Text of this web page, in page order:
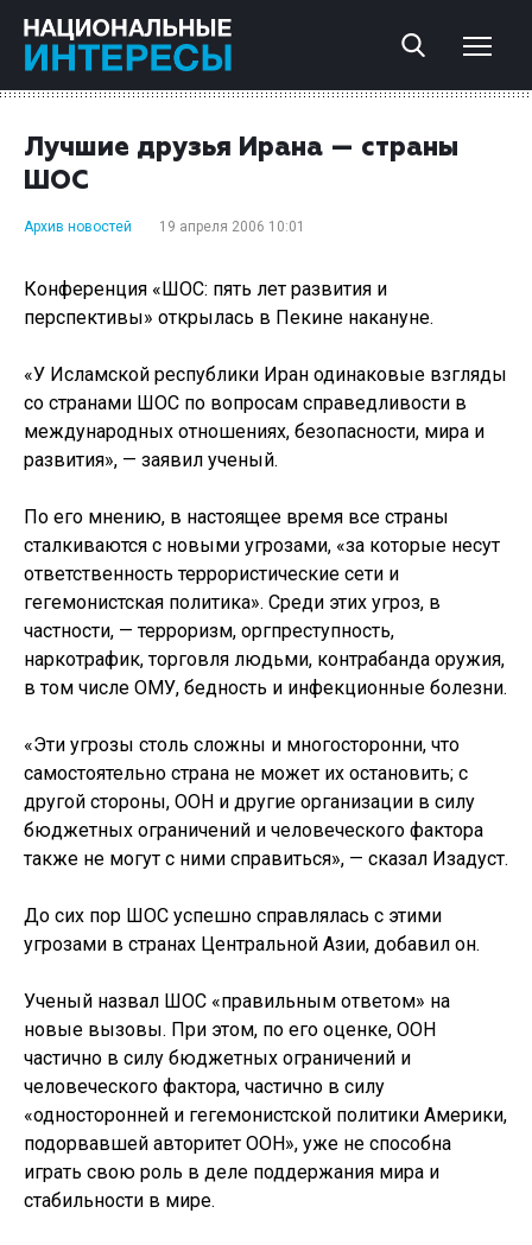
Лучшие друзья Ирана — страны
ШОС
Архив новостей 19 апреля 2006 10:01
Конференция «ШОС: пять лет развития и
перспективы» открылась в Пекине накануне.
«У Исламской республики Иран одинаковые взгляды
со странами ШОС по вопросам справедливости в
международных отношениях, безопасности, мира и
развития», — заявил ученый.
По его мнению, в настоящее время все страны
сталкиваются с новыми угрозами, «за которые несут
ответственность террористические сети и
гегемонистская политика». Среди этих угроз, в
частности, — терроризм, оргпреступность,
наркотрафик, торговля людьми, контрабанда оружия,
в том числе ОМУ, бедность и инфекционные болезни.
«Эти угрозы столь сложны и многосторонни, что
самостоятельно страна не может их остановить; с
другой стороны, ООН и другие организации в силу
бюджетных ограничений и человеческого фактора
также не могут с ними справиться», — сказал Изадуст.
До сих пор ШОС успешно справлялась с этими
угрозами в странах Центральной Азии, добавил он.
Ученый назвал ШОС «правильным ответом» на
новые вызовы. При этом, по его оценке, ООН
частично в силу бюджетных ограничений и
человеческого фактора, частично в силу
«односторонней и гегемонистской политики Америки,
подорвавшей авторитет ООН», уже не способна
играть свою роль в деле поддержания мира и
стабильности в мире.